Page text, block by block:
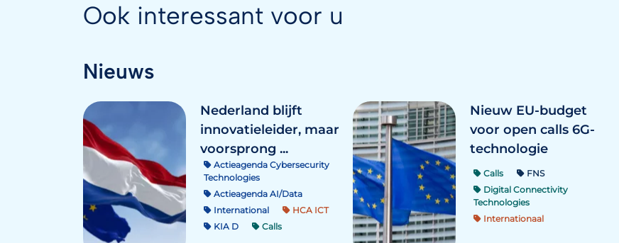
Ook interessant voor u
Nieuws
Nederland blijft
innovatieleider, maar
voorsprong ...
Actieagenda Cybersecurity
Technologies
Actieagenda AI/Data
International
HCA ICT
KIA D
Calls
Nieuw EU-budget
voor open calls 6G-
technologie
Calls
FNS
Digital Connectivity
Technologies
Internationaal